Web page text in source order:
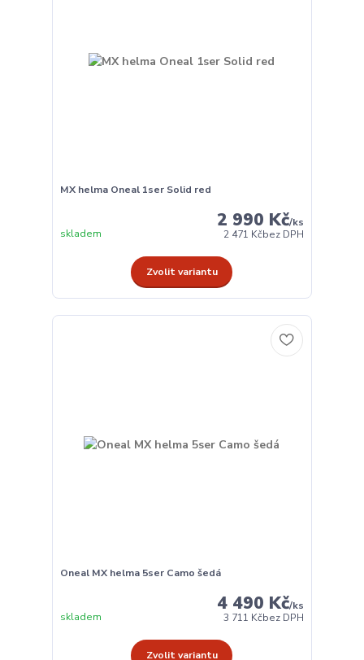
MX helma Oneal 1ser Solid red
2 990 Kč/ks
2 471 Kčbez DPH
skladem
Zvolit variantu
Oneal MX helma 5ser Camo šedá
4 490 Kč/ks
3 711 Kčbez DPH
skladem
Zvolit variantu